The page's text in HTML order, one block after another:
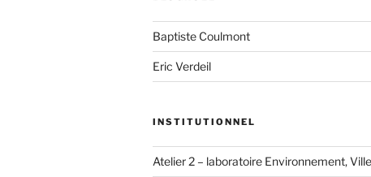
Baptiste Coulmont
Eric Verdeil
INSTITUTIONNEL
Atelier 2 – laboratoire Environnement,